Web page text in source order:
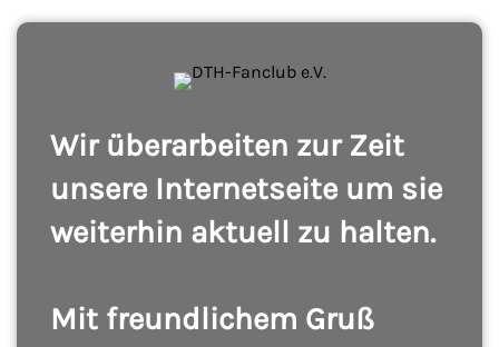
Wir überarbeiten zur Zeit
unsere Internetseite um sie
weiterhin aktuell zu halten.
Mit freundlichem Gruß